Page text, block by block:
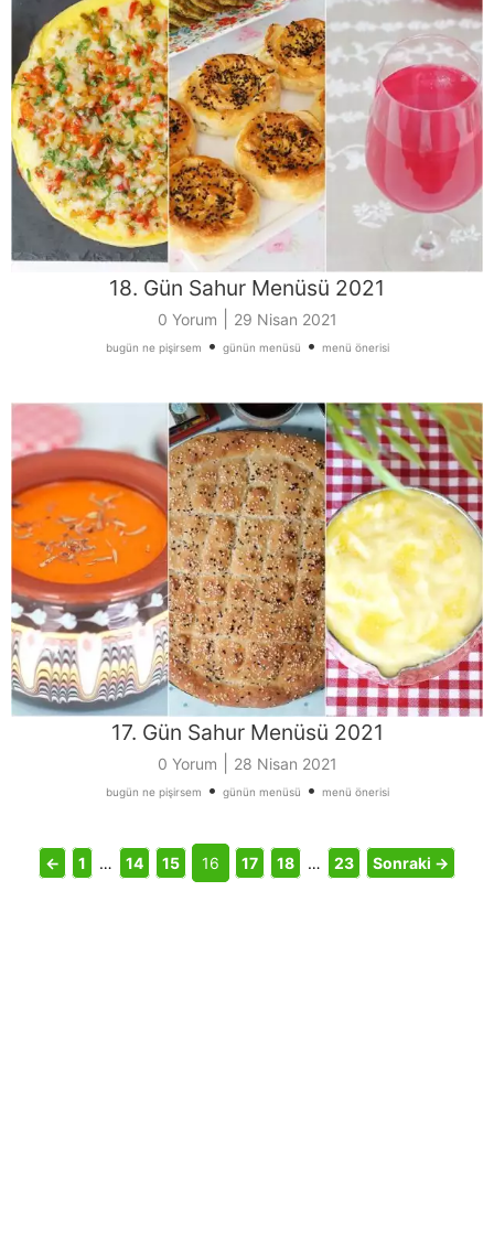
18. Gün Sahur Menüsü 2021
0 Yorum 29 Nisan 2021
bugün ne pişirsem • günün menüsü • menü önerisi
17. Gün Sahur Menüsü 2021
0 Yorum 28 Nisan 2021
bugün ne pişirsem • günün menüsü • menü önerisi
← 1 … 14 15 16 17 18 … 23 Sonraki →